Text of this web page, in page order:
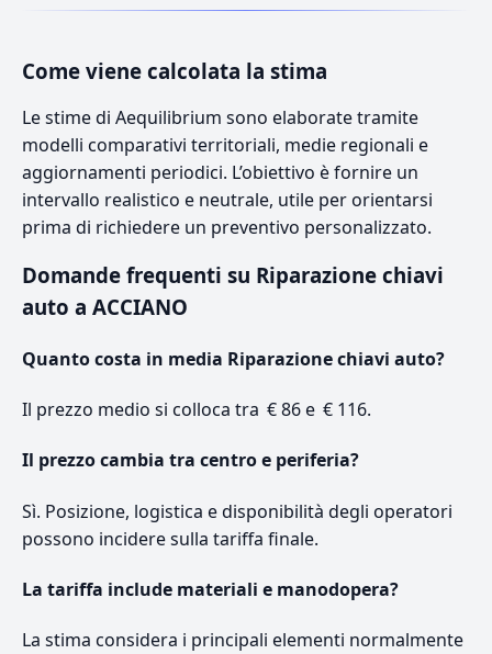
Come viene calcolata la stima
Le stime di Aequilibrium sono elaborate tramite
modelli comparativi territoriali, medie regionali e
aggiornamenti periodici. L’obiettivo è fornire un
intervallo realistico e neutrale, utile per orientarsi
prima di richiedere un preventivo personalizzato.
Domande frequenti su Riparazione chiavi
auto a ACCIANO
Quanto costa in media Riparazione chiavi auto?
Il prezzo medio si colloca tra € 86 e € 116.
Il prezzo cambia tra centro e periferia?
Sì. Posizione, logistica e disponibilità degli operatori
possono incidere sulla tariffa finale.
La tariffa include materiali e manodopera?
La stima considera i principali elementi normalmente